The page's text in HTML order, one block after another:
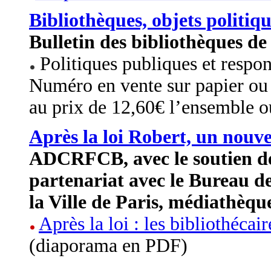
Bibliothèques, objets
Bulletin des bibliothèques
Politiques publiques et
Numéro en vente sur papier
au prix de 12,60€ l’ensemble
Après la loi Robert, un
ADCRFCB, avec le soutien
partenariat avec le Bureau
la Ville de Paris,
Après la loi : les
(diaporama en PDF)